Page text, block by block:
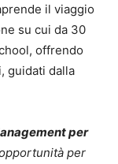
il viaggio
su cui da 30
offrendo
guidati dalla
per
per